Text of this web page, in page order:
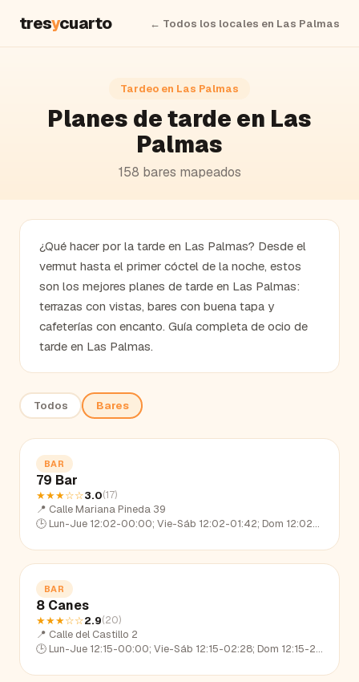
tresycuarto ← Todos los locales en Las Palmas
Tardeo en Las Palmas
Planes de tarde en Las
Palmas
158 bares mapeados
¿Qué hacer por la tarde en Las Palmas? Desde el
vermut hasta el primer cóctel de la noche, estos
son los mejores planes de tarde en Las Palmas:
terrazas con vistas, bares con buena tapa y
cafeterías con encanto. Guía completa de ocio de
tarde en Las Palmas.
Todos Bares
BAR
79 Bar
★★★☆☆3.0(17)
📍 Calle Mariana Pineda 39
🕒 Lun-Jue 12:02-00:00; Vie-Sáb 12:02-01:42; Dom 12:02-22:33
BAR
8 Canes
★★★☆☆2.9(20)
📍 Calle del Castillo 2
🕒 Lun-Jue 12:15-00:00; Vie-Sáb 12:15-02:28; Dom 12:15-23:26